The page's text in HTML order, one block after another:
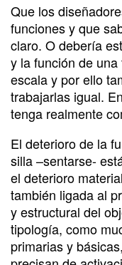
Que los
funciones y que
claro. O debería
y la función de
escala y por ello
trabajarlas igual.
tenga realmente
El deterioro de la
silla –sentarse-
el deterioro
también ligada al
y estructural del
tipología, como
primarias y